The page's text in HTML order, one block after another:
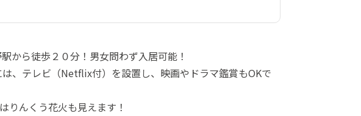
から徒歩２０分！男女問わず入居可能！
、テレビ（Netflix付）を設置し、映画やドラマ鑑賞もOKで
りんくう花火も見えます！